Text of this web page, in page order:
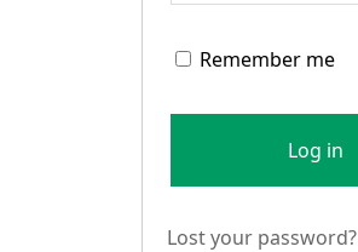
Remember me
Log in
Lost your password?